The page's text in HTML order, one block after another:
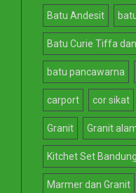
Batu Andesit
Batu Curie Tiffa
batu pancawarna
carport cor sikat
Granit Granit
Kitchet Set Bandung
Marmer dan Granit